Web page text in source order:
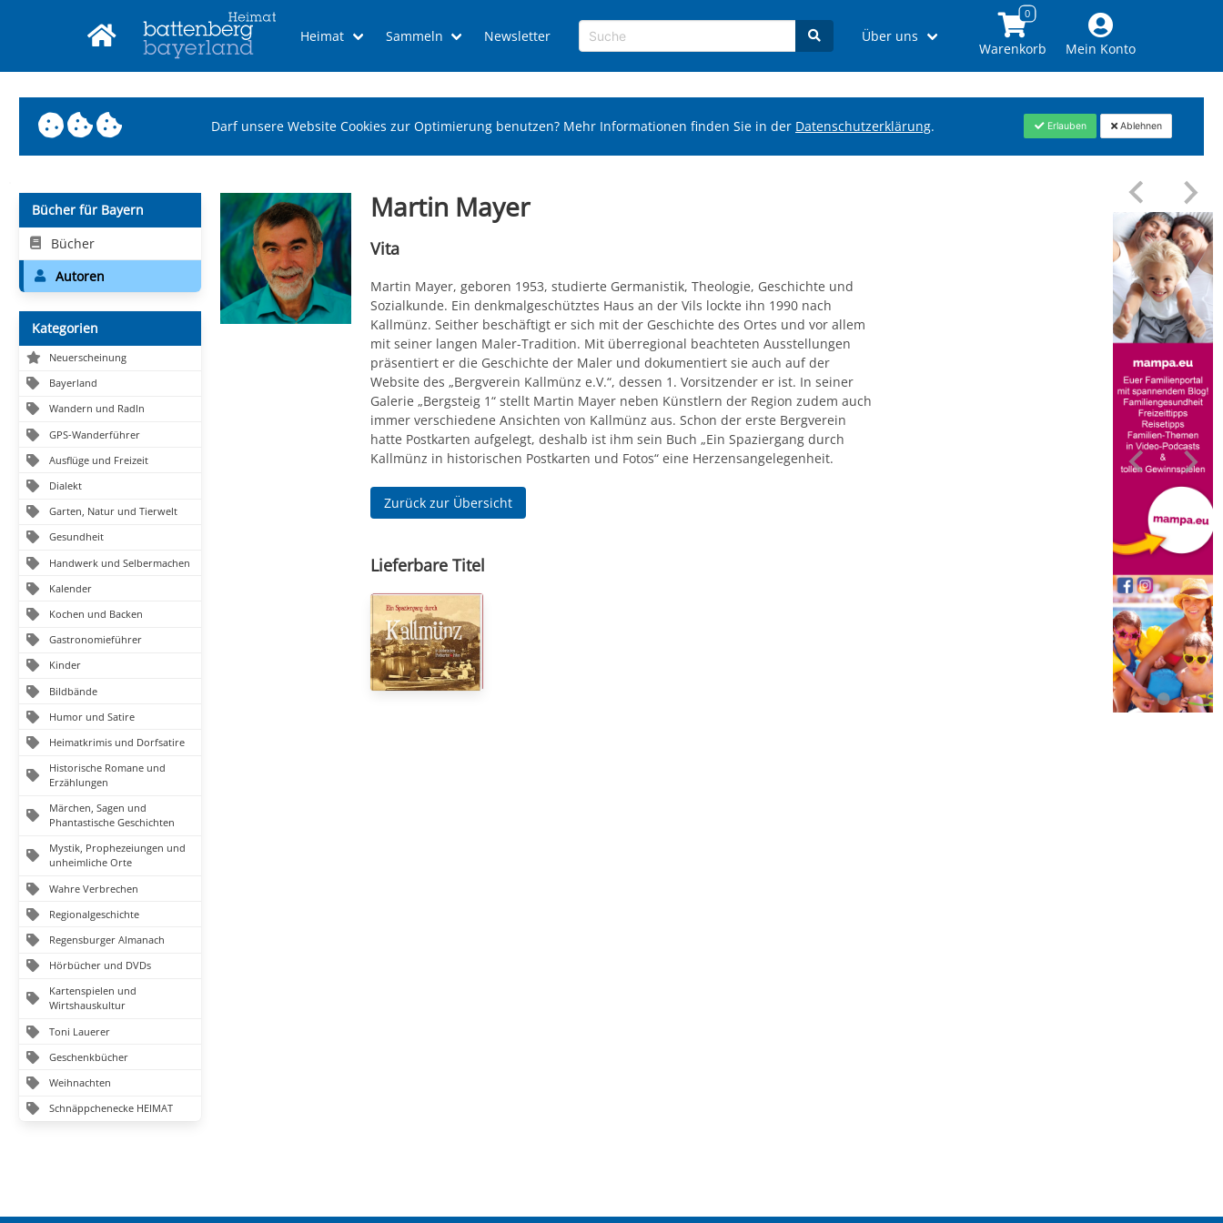
Heimat Sammeln Newsletter Über uns
Warenkorb Mein Konto
Darf unsere Website Cookies zur Optimierung benutzen? Mehr Informationen finden Sie in der Datenschutzerklärung. Erlauben Ablehnen
Bücher für Bayern
Bücher
Autoren
Kategorien
Neuerscheinung
Bayerland
Wandern und Radln
GPS-Wanderführer
Ausflüge und Freizeit
Dialekt
Garten, Natur und Tierwelt
Gesundheit
Handwerk und Selbermachen
Kalender
Kochen und Backen
Gastronomieführer
Kinder
Bildbände
Humor und Satire
Heimatkrimis und Dorfsatire
Historische Romane und
Erzählungen
Märchen, Sagen und
Phantastische Geschichten
Mystik, Prophezeiungen und
unheimliche Orte
Wahre Verbrechen
Regionalgeschichte
Regensburger Almanach
Hörbücher und DVDs
Kartenspielen und
Wirtshauskultur
Toni Lauerer
Geschenkbücher
Weihnachten
Schnäppchenecke HEIMAT
Martin Mayer
Vita
Martin Mayer, geboren 1953, studierte Germanistik, Theologie, Geschichte und
Sozialkunde. Ein denkmalgeschütztes Haus an der Vils lockte ihn 1990 nach
Kallmünz. Seither beschäftigt er sich mit der Geschichte des Ortes und vor allem
mit seiner langen Maler-Tradition. Mit überregional beachteten Ausstellungen
präsentiert er die Geschichte der Maler und dokumentiert sie auch auf der
Website des „Bergverein Kallmünz e.V.“, dessen 1. Vorsitzender er ist. In seiner
Galerie „Bergsteig 1“ stellt Martin Mayer neben Künstlern der Region zudem auch
immer verschiedene Ansichten von Kallmünz aus. Schon der erste Bergverein
hatte Postkarten aufgelegt, deshalb ist ihm sein Buch „Ein Spaziergang durch
Kallmünz in historischen Postkarten und Fotos“ eine Herzensangelegenheit.
Zurück zur Übersicht
Lieferbare Titel